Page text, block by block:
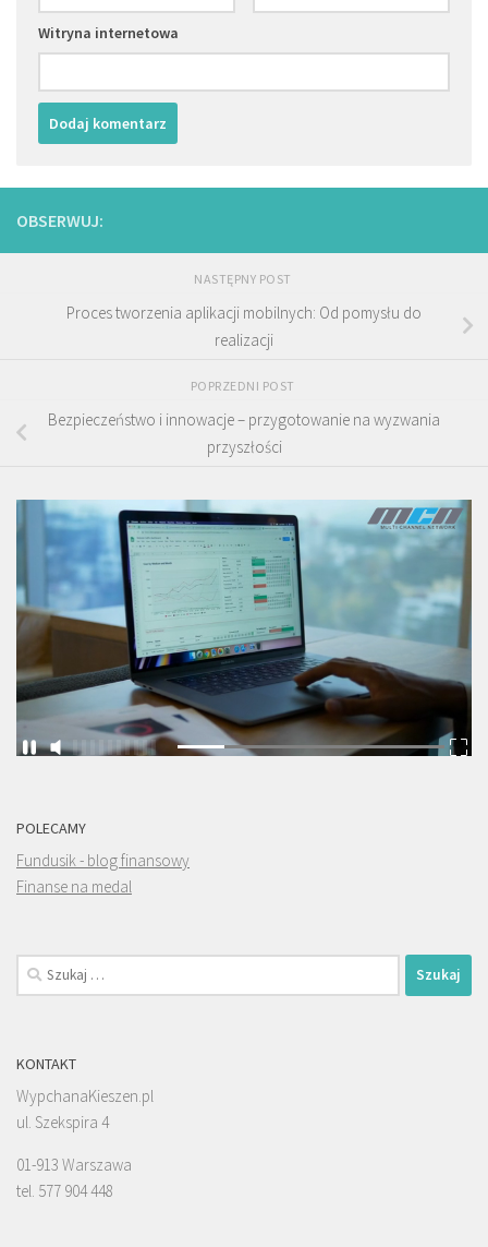
Witryna internetowa
OBSERWUJ:
NASTĘPNY POST
Proces tworzenia aplikacji mobilnych: Od pomysłu do
realizacji
POPRZEDNI POST
Bezpieczeństwo i innowacje – przygotowanie na wyzwania
przyszłości
POLECAMY
Fundusik - blog finansowy
Finanse na medal
Szukaj:
KONTAKT
WypchanaKieszen.pl
ul. Szekspira 4
01-913 Warszawa
tel. 577 904 448